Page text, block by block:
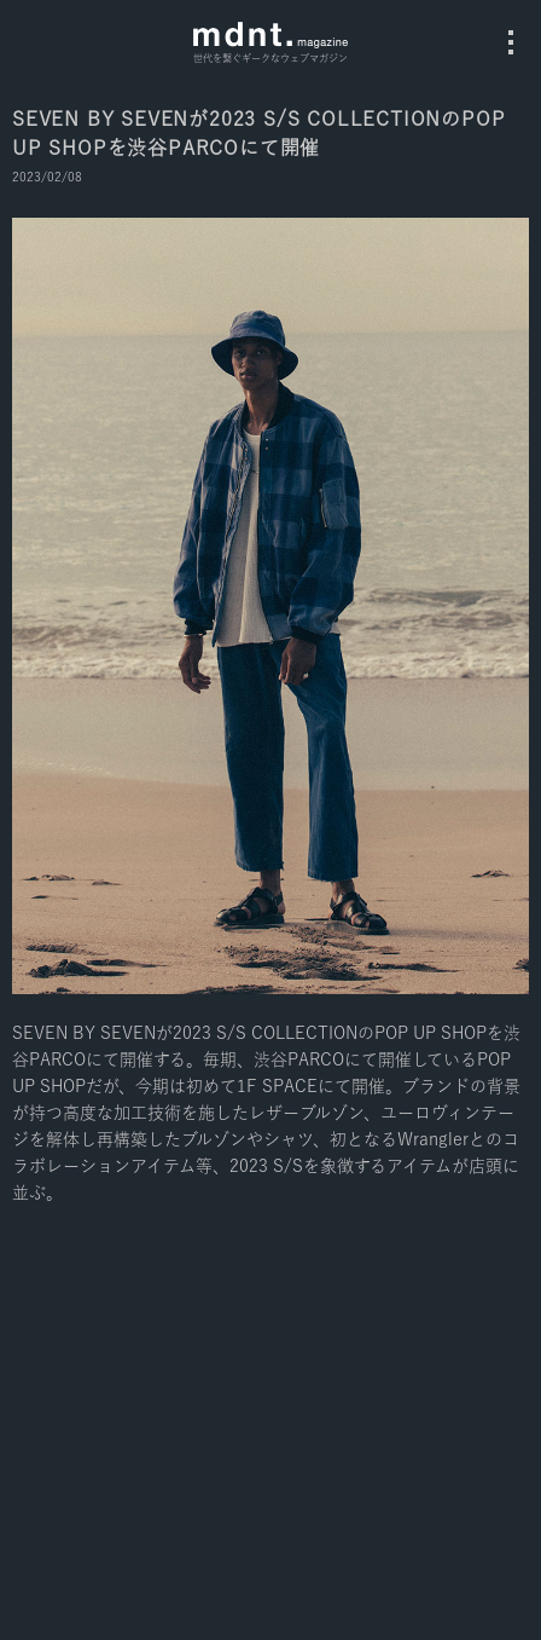
世代を繋ぐギークなウェブマガジン
All
Music
Instagram
SEVEN BY SEVENが2023 S/S COLLECTIONのPOP
UP SHOPを渋谷PARCOにて開催
2023/02/08
SEVEN BY SEVENが2023 S/S COLLECTIONのPOP UP SHOPを渋
谷PARCOにて開催する。毎期、渋谷PARCOにて開催しているPOP
UP SHOPだが、今期は初めて1F SPACEにて開催。ブランドの背景
が持つ高度な加工技術を施したレザーブルゾン、ユーロヴィンテー
ジを解体し再構築したブルゾンやシャツ、初となるWranglerとのコ
ラボレーションアイテム等、2023 S/Sを象徴するアイテムが店頭に
並ぶ。